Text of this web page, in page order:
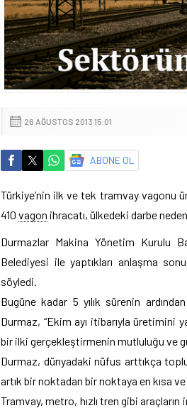
26 AĞUSTOS 2013 15:01
ABONE OL
Türkiye’nin ilk ve tek tramvay vagonu
410 vagon ihracatı, ülkedeki darbe
Durmazlar Makina Yönetim Kurulu
Belediyesi ile yaptıkları anlaşma
söyledi.
Bugüne kadar 5 yılık sürenin
Durmaz, “Ekim ayı itibarıyla üretimini
bir ilki gerçekleştirmenin mutluluğu ve
Durmaz, dünyadaki nüfus arttıkça toplu
artık bir noktadan bir noktaya en kısa
Tramvay, metro, hızlı tren gibi